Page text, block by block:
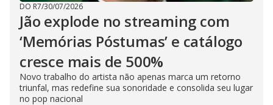
DO R7/30/07/2026
Jão explode no streaming com
‘Memórias Póstumas’ e catálogo
cresce mais de 500%
Novo trabalho do artista não apenas marca um retorno
triunfal, mas redefine sua sonoridade e consolida seu lugar
no pop nacional